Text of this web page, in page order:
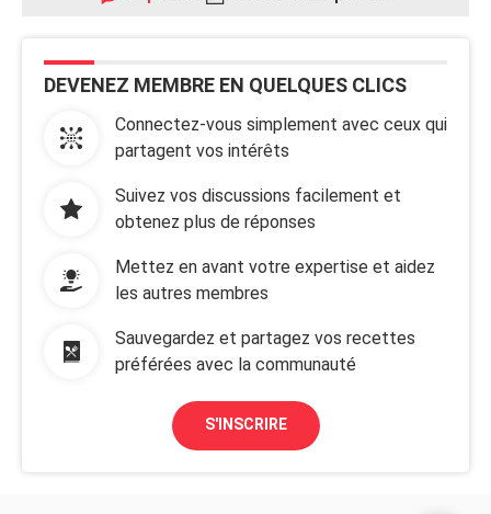
DEVENEZ MEMBRE EN QUELQUES CLICS
Connectez-vous simplement avec ceux qui
partagent vos intérêts
Suivez vos discussions facilement et
obtenez plus de réponses
Mettez en avant votre expertise et aidez
les autres membres
Sauvegardez et partagez vos recettes
préférées avec la communauté
S'INSCRIRE